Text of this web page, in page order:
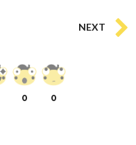
NEXT
0 0